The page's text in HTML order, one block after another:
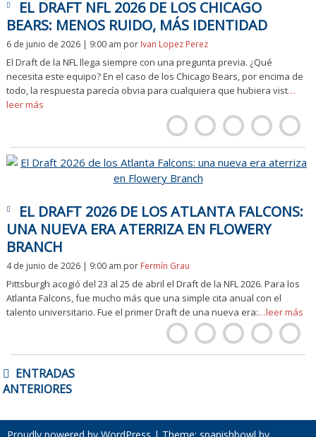
EL DRAFT NFL 2026 DE LOS CHICAGO
BEARS: MENOS RUIDO, MÁS IDENTIDAD
6 de junio de 2026 | 9:00 am por Ivan Lopez Perez
El Draft de la NFL llega siempre con una pregunta previa. ¿Qué
necesita este equipo? En el caso de los Chicago Bears, por encima de
todo, la respuesta parecía obvia para cualquiera que hubiera vist…
leer más
EL DRAFT 2026 DE LOS ATLANTA FALCONS:
UNA NUEVA ERA ATERRIZA EN FLOWERY
BRANCH
4 de junio de 2026 | 9:00 am por Fermín Grau
Pittsburgh acogió del 23 al 25 de abril el Draft de la NFL 2026. Para los
Atlanta Falcons, fue mucho más que una simple cita anual con el
talento universitario. Fue el primer Draft de una nueva era:…leer más
NAVEGACIÓN
DE
ENTRADAS
ENTRADAS
ANTERIORES
Proudly powered by WordPress | Theme: spanishbowl by